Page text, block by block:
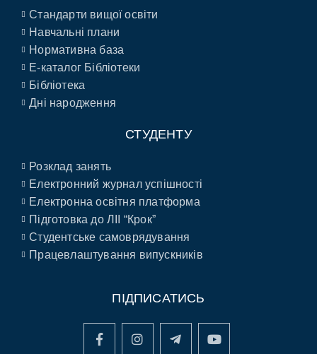
Стандарти вищої освіти
Навчальні плани
Нормативна база
E-каталог Бібліотеки
Бібліотека
Дні народження
СТУДЕНТУ
Розклад занять
Електронний журнал успішності
Електронна освітня платформа
Підготовка до ЛІІ “Крок”
Студентське самоврядування
Працевлаштування випускників
ПІДПИСАТИСЬ